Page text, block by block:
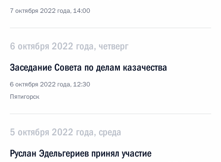
7 октября 2022 года, 14:00
6 октября 2022 года, четверг
Заседание Совета по делам казачества
6 октября 2022 года, 12:30
Пятигорск
5 октября 2022 года, среда
Руслан Эдельгериев принял участие